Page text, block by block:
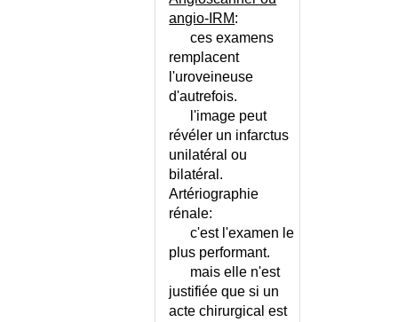
INSUFFISANCE CARDIAQUE
CORONARIENNE - ECHELLE
CORTICOSURRENALE AIGUE
CORTICOSURRENALE
INSUFFISANCE DE LA VALVULE
HEPATOCELLULAIRE
INSUFFISANCE MEDULLAIRE
INSUFFISANCE MITRALE
angio-IRM:
ces examens
remplacent
l'uroveineuse
d'autrefois.
l'image peut
révéler un infarctus
unilatéral ou
bilatéral.
Artériographie
rénale:
c'est l'examen le
plus performant.
mais elle n'est
justifiée que si un
acte chirurgical est